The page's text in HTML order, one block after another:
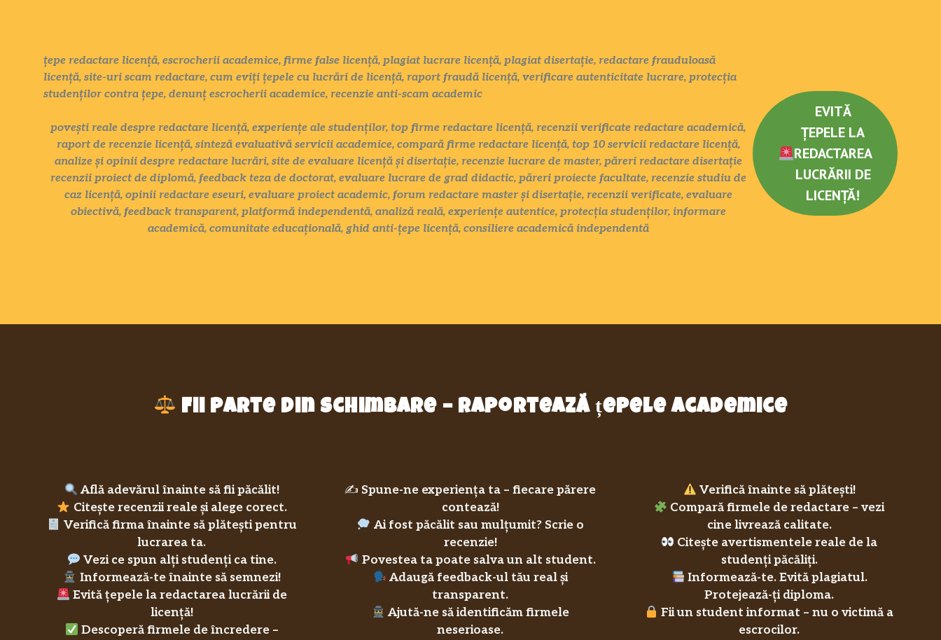
țepe redactare licență, escrocherii academice, firme false licență, plagiat lucrare licență, plagiat disertație, redactare frauduloasă
licență, site-uri scam redactare, cum eviți țepele cu lucrări de licență, raport fraudă licență, verificare autenticitate lucrare, protecția
studenților contra țepe, denunț escrocherii academice, recenzie anti-scam academic
povești reale despre redactare licență, experiențe ale studenților, top firme redactare licență, recenzii verificate redactare academică,
raport de recenzie licență, sinteză evaluativă servicii academice, compară firme redactare licență, top 10 servicii redactare licență,
analize și opinii despre redactare lucrări, site de evaluare licență și disertație, recenzie lucrare de master, păreri redactare disertație
recenzii proiect de diplomă, feedback teza de doctorat, evaluare lucrare de grad didactic, păreri proiecte facultate, recenzie studiu de
caz licență, opinii redactare eseuri, evaluare proiect academic, forum redactare master și disertație, recenzii verificate, evaluare
obiectivă, feedback transparent, platformă independentă, analiză reală, experiențe autentice, protecția studenților, informare
academică, comunitate educațională, ghid anti-țepe licență, consiliere academică independentă
EVITĂ
ȚEPELE LA
REDACTAREA
LUCRĂRII DE
LICENȚĂ!
Fii parte din schimbare – raportează țepele academice
Află adevărul înainte să fii păcălit!
Citește recenzii reale și alege corect.
Verifică firma înainte să plătești pentru
lucrarea ta.
Vezi ce spun alți studenți ca tine.
Informează-te înainte să semnezi!
Evită țepele la redactarea lucrării de
licență!
Descoperă firmele de încredere –
✍️ Spune-ne experiența ta – fiecare părere
contează!
Ai fost păcălit sau mulțumit? Scrie o
recenzie!
Povestea ta poate salva un alt student.
Adaugă feedback-ul tău real și
transparent.
Ajută-ne să identificăm firmele
neserioase.
Verifică înainte să plătești!
Compară firmele de redactare – vezi
cine livrează calitate.
Citește avertismentele reale de la
studenți păcăliți.
Informează-te. Evită plagiatul.
Protejează-ți diploma.
Fii un student informat – nu o victimă a
escrocilor.